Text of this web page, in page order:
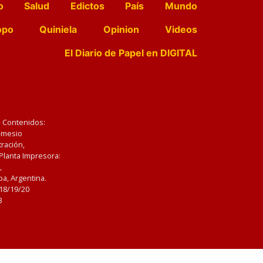
Salud Edictos País
Mundo
Quiniela Opinion
Videos
El Diario de Papel en DIGITAL
Impresora:
Argentina.
19/20